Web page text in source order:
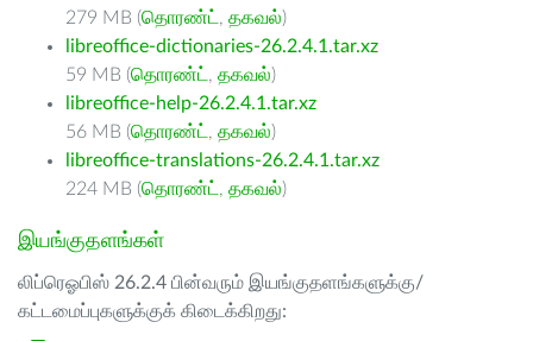
279 MB (தொரண்ட் , தகவல்)
libreoffice-dictionaries-26.2.4.1.tar.xz
59 MB (தொரண்ட் , தகவல்)
libreoffice-help-26.2.4.1.tar.xz
56 MB (தொரண்ட் , தகவல்)
libreoffice-translations-26.2.4.1.tar.xz
224 MB (தொரண்ட் , தகவல்)
இயங்குதளங்கள்
லிப்ரெஓபிஸ் 26.2.4 பின்வரும் இயங்குதளங்களுக்கு/
கட்டமைப்புகளுக்குக் கிடைக்கிறது: